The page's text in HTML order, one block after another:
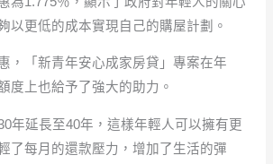
以更低的成本實現自己的購屋計劃。
，「新青年安心成家房貸」專案在年
度上也給予了強大的助力。
年延長至40年，這樣年輕人可以擁有更
了每月的還款壓力，增加了生活的彈